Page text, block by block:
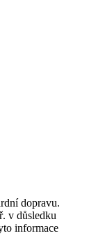
dopravu.
v důsledku
informace